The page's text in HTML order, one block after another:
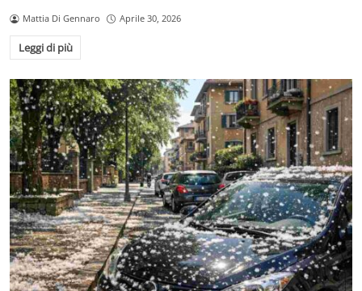
Mattia Di Gennaro Aprile 30, 2026
Leggi di più